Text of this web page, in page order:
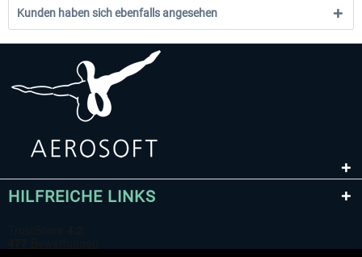
Kunden haben sich ebenfalls angesehen
HILFREICHE LINKS